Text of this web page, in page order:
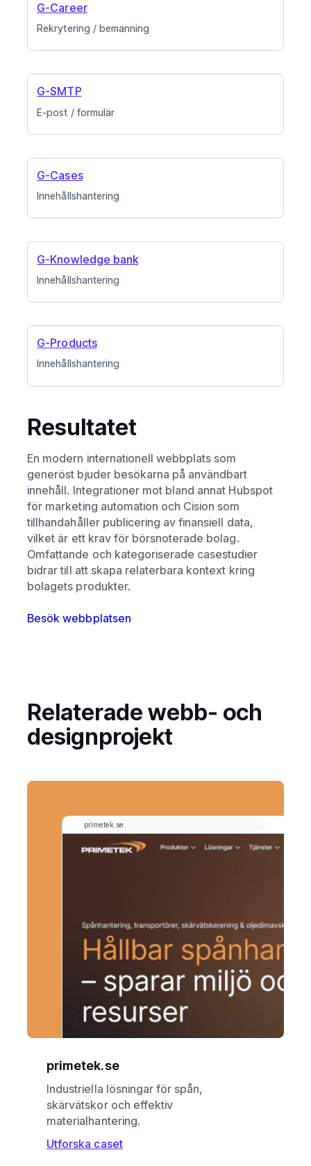
Rekrytering / bemanning
G-Career
E-post / formulär
G-SMTP
Innehållshantering
G-Cases
Innehållshantering
G-Knowledge bank
Innehållshantering
G-Products
Resultatet
En modern internationell webbplats som
generöst bjuder besökarna på användbart
innehåll. Integrationer mot bland annat Hubspot
för marketing automation och Cision som
tillhandahåller publicering av finansiell data,
vilket är ett krav för börsnoterade bolag.
Omfattande och kategoriserade casestudier
bidrar till att skapa relaterbara kontext kring
bolagets produkter.
Besök webbplatsen
Relaterade webb- och
designprojekt
primetek.se
Industriella lösningar för spån,
skärvätskor och effektiv
materialhantering.
Utforska caset